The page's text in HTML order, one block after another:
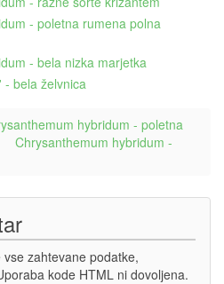
- poletna rumena polna
- bela nizka marjetka
- bela želvnica
hybridum - poletna
Chrysanthemum hybridum -
zahtevane podatke,
kode HTML ni dovoljena.